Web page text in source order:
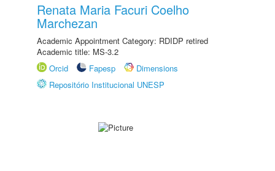
Renata Maria Facuri Coelho
Marchezan
Academic Appointment Category: RDIDP retired
Academic title: MS-3.2
Orcid
Fapesp
Dimensions
Repositório Institucional UNESP